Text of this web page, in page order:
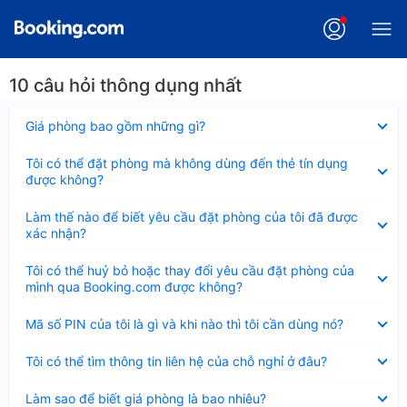
10 câu hỏi thông dụng nhất
Giá phòng bao gồm những gì?
thu
Tôi có thể đặt phòng mà không dùng đến thẻ tín dụng
được không?
thu
gọn
Làm thế nào để biết yêu cầu đặt phòng của tôi đã được
xác nhận?
thu
gọn
Tôi có thể huỷ bỏ hoặc thay đổi yêu cầu đặt phòng của
mình qua Booking.com được không?
thu
gọn
Mã số PIN của tôi là gì và khi nào thì tôi cần dùng nó?
thu
Tôi có thể tìm thông tin liên hệ của chỗ nghỉ ở đâu?
thu
Làm sao để biết giá phòng là bao nhiêu?
thu